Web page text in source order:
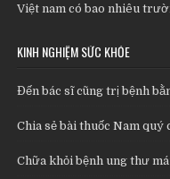
Việt nam có bao nhiêu
KINH NGHIỆM SỨC KHỎE
Đến bác sĩ cũng trị bệnh
Chia sẻ bài thuốc Nam quý
Chữa khỏi bệnh ung thư